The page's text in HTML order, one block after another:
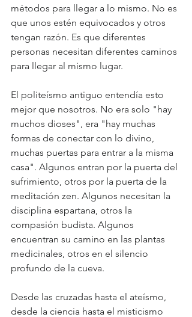
métodos para llegar a lo mismo. No es
que unos estén equivocados y otros
tengan razón. Es que diferentes
personas necesitan diferentes caminos
para llegar al mismo lugar.
El politeísmo antiguo entendía esto
mejor que nosotros. No era solo "hay
muchos dioses", era "hay muchas
formas de conectar con lo divino,
muchas puertas para entrar a la misma
casa". Algunos entran por la puerta del
sufrimiento, otros por la puerta de la
meditación zen. Algunos necesitan la
disciplina espartana, otros la
compasión budista. Algunos
encuentran su camino en las plantas
medicinales, otros en el silencio
profundo de la cueva.
Desde las cruzadas hasta el ateísmo,
desde la ciencia hasta el misticismo